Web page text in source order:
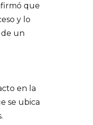
que
y lo
de un
en la
se ubica